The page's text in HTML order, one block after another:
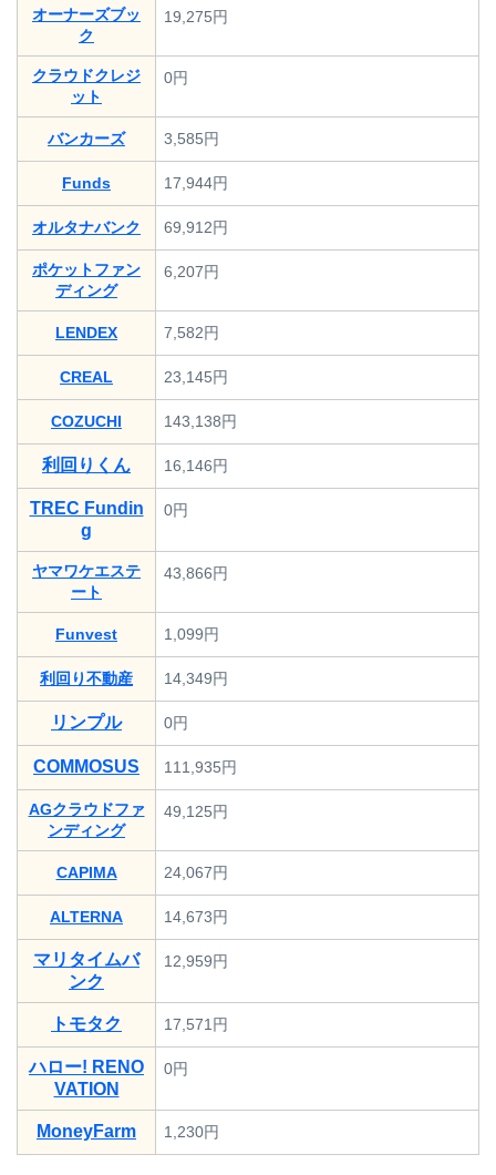
オーナーズブッ
ク
19,275円
クラウドクレジ
ット
0円
バンカーズ 3,585円
Funds 17,944円
オルタナバンク 69,912円
ポケットファン
ディング
6,207円
LENDEX 7,582円
CREAL 23,145円
COZUCHI 143,138円
利回りくん 16,146円
TREC Fundin
g
0円
ヤマワケエステ
ート
43,866円
Funvest 1,099円
利回り不動産 14,349円
リンプル 0円
COMMOSUS 111,935円
AGクラウドファ
ンディング
49,125円
CAPIMA 24,067円
ALTERNA 14,673円
マリタイムバ
ンク
12,959円
トモタク 17,571円
ハロー! RENO
VATION
0円
MoneyFarm 1,230円